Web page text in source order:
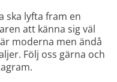
ska lyfta fram en
att känna sig väl
moderna men ändå
Följ oss gärna och